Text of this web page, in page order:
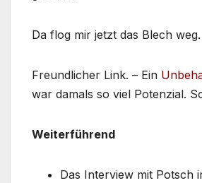
Da flog mir jetzt das Blech weg.
Freundlicher Link. – Ein
war damals so viel Potenzial.
Weiterführend
Das Interview mit Potsch